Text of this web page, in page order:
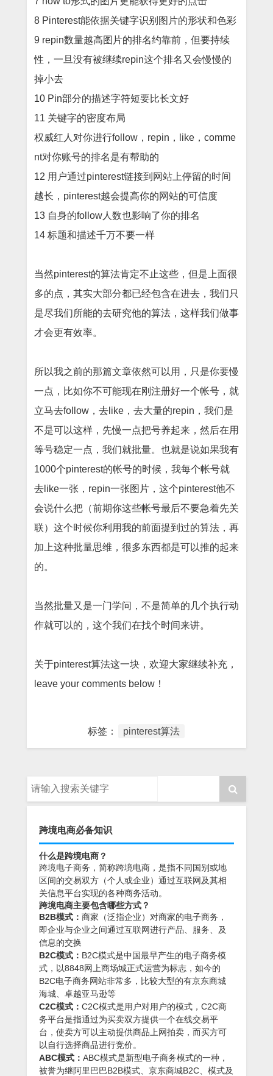
8 Pinterest能依据关键字识别图片的形状和色彩
9 repin数量越高图片的排名约靠前，但要持续
性，一旦没有被继续repin这个排名又会慢慢的
掉小去
10 Pin部分的描述字符短要比长文好
11 关键字的密度布局
权威红人对你进行follow，repin，like，comme
nt对你账号的排名是有帮助的
12 用户通过pinterest链接到网站上停留的时间
越长，pinterest越会提高你的网站的可信度
13 自身的follow人数也影响了你的排名
14 标题和描述千万不要一样
当然pinterest的算法肯定不止这些，但是上面很
多的点，其实大部分都已经包含在进去，我们只
是尽我们所能的去研究他的算法，这样我们做事
才会更有效率。
所以我之前的那篇文章依然可以用，只是你要慢
一点，比如你不可能现在刚注册好一个帐号，就
立马去follow，去like，去大量的repin，我们是
不是可以这样，先慢一点把号养起来，然后在用
等号稳定一点，我们就批量。也就是说如果我有
1000个pinterest的帐号的时候，我每个帐号就
去like一张，repin一张图片，这个pinterest他不
会说什么把（前期你这些帐号最后不要急着先关
联）这个时候你利用我的前面提到过的算法，再
加上这种批量思维，很多东西都是可以推的起来
的。
当然批量又是一门学问，不是简单的几个执行动
作就可以的，这个我们在找个时间来讲。
关于pinterest算法这一块，欢迎大家继续补充，
leave your comments below！
标签： pinterest算法
跨境电商必备知识
什么是跨境电商？
跨境电子商务，简称跨境电商，是指不同国别或地
区间的交易双方（个人或企业）通过互联网及其相
关信息平台实现的各种商务活动。
跨境电商主要包含哪些方式？
B2B模式： 商家（泛指企业）对商家的电子商务，
即企业与企业之间通过互联网进行产品、服务、及
信息的交换
B2C模式： B2C模式是中国最早产生的电子商务模
式，以8848网上商场城正式运营为标志，如今的
B2C电子商务网站非常多，比较大型的有京东商城
海城、卓越亚马逊等
C2C模式： C2C模式是用户对用户的模式，C2C商
务平台是指通过为买卖双方提供一个在线交易平
台，使卖方可以主动提供商品上网拍卖，而买方可
以自行选择商品进行竞价。
ABC模式： ABC模式是新型电子商务模式的一种，
被誉为继阿里巴巴B2B模式、京东商城B2C、模式及